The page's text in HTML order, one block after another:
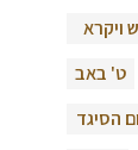
ויקרא
ט' באב
הסיגד